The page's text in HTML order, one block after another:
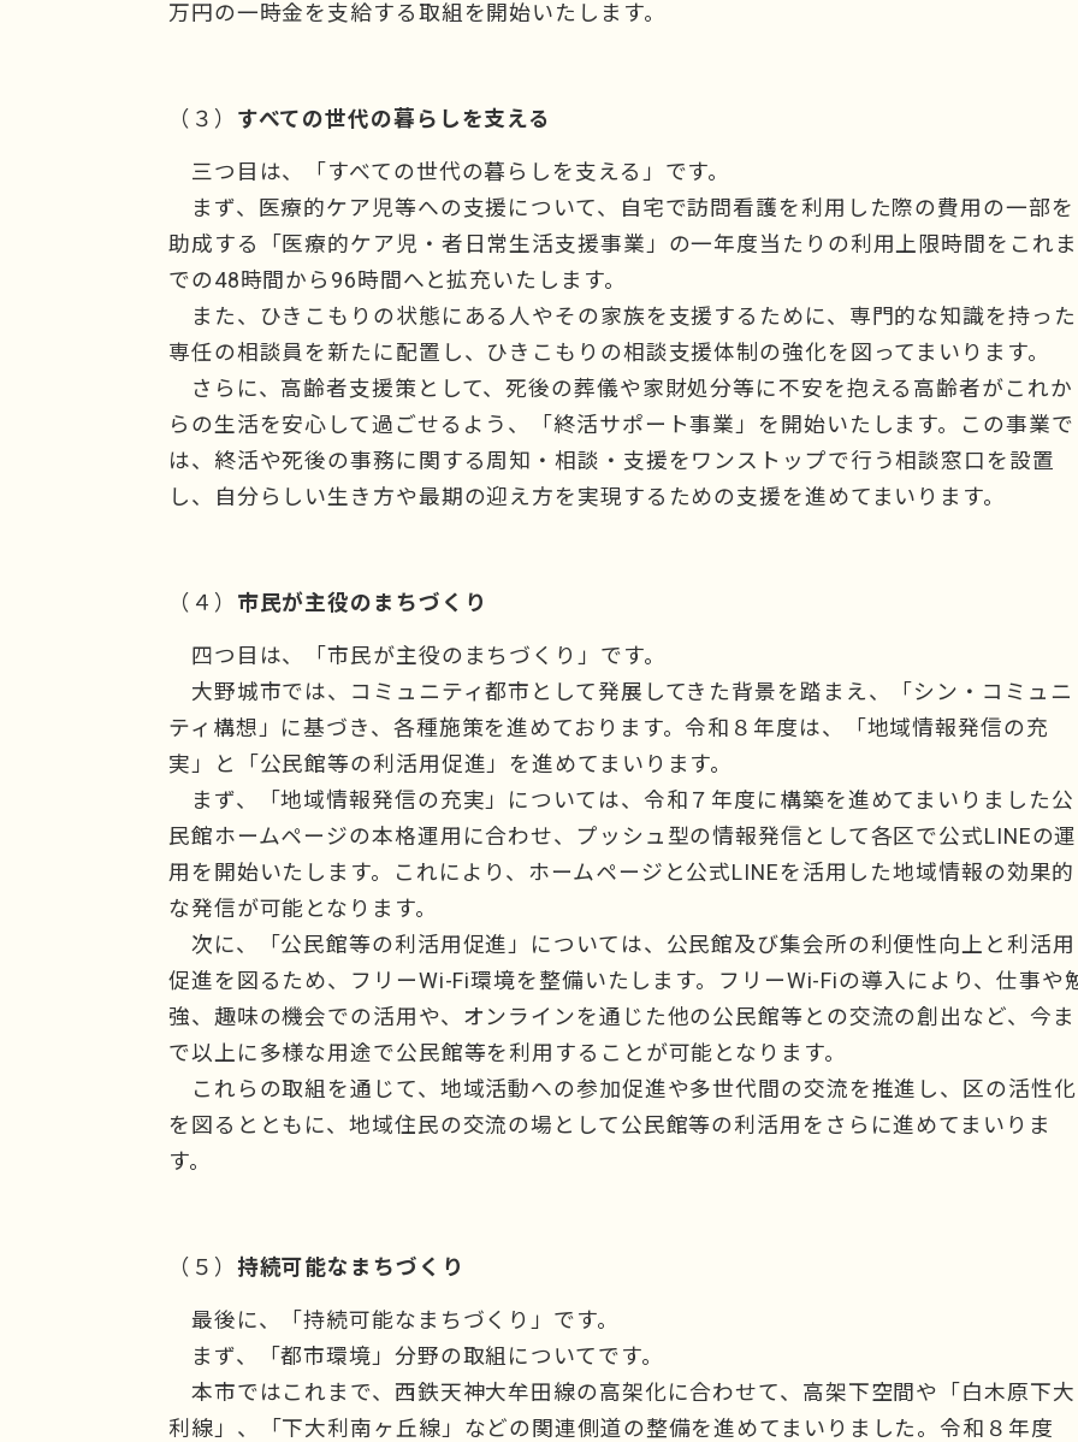
万円の一時金を支給する取組を開始いたします。
（３） すべての世代の暮らしを支える
三つ目は、「すべての世代の暮らしを支える」です。
まず、医療的ケア児等への支援について、自宅で訪問看護を利用した際の費用の一部を
助成する「医療的ケア児・者日常生活支援事業」の一年度当たりの利用上限時間をこれま
での48時間から96時間へと拡充いたします。
また、ひきこもりの状態にある人やその家族を支援するために、専門的な知識を持った
専任の相談員を新たに配置し、ひきこもりの相談支援体制の強化を図ってまいります。
さらに、高齢者支援策として、死後の葬儀や家財処分等に不安を抱える高齢者がこれか
らの生活を安心して過ごせるよう、「終活サポート事業」を開始いたします。この事業で
は、終活や死後の事務に関する周知・相談・支援をワンストップで行う相談窓口を設置
し、自分らしい生き方や最期の迎え方を実現するための支援を進めてまいります。
（４） 市民が主役のまちづくり
四つ目は、「市民が主役のまちづくり」です。
大野城市では、コミュニティ都市として発展してきた背景を踏まえ、「シン・コミュニ
ティ構想」に基づき、各種施策を進めております。令和８年度は、「地域情報発信の充
実」と「公民館等の利活用促進」を進めてまいります。
まず、「地域情報発信の充実」については、令和７年度に構築を進めてまいりました公
民館ホームページの本格運用に合わせ、プッシュ型の情報発信として各区で公式LINEの運
用を開始いたします。これにより、ホームページと公式LINEを活用した地域情報の効果的
な発信が可能となります。
次に、「公民館等の利活用促進」については、公民館及び集会所の利便性向上と利活用
促進を図るため、フリーWi-Fi環境を整備いたします。フリーWi-Fiの導入により、仕事や
強、趣味の機会での活用や、オンラインを通じた他の公民館等との交流の創出など、今ま
で以上に多様な用途で公民館等を利用することが可能となります。
これらの取組を通じて、地域活動への参加促進や多世代間の交流を推進し、区の活性化
を図るとともに、地域住民の交流の場として公民館等の利活用をさらに進めてまいりま
す。
（５） 持続可能なまちづくり
最後に、「持続可能なまちづくり」です。
まず、「都市環境」分野の取組についてです。
本市ではこれまで、西鉄天神大牟田線の高架化に合わせて、高架下空間や「白木原下大
利線」、「下大利南ヶ丘線」などの関連側道の整備を進めてまいりました。令和８年度